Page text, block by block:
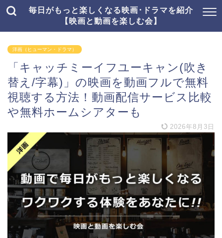
毎日がもっと楽しくなる映画･ドラマを紹介
【映画と動画を楽しむ会】
洋画（ヒューマン・ドラマ）
「キャッチミーイフユーキャン(吹き
替え/字幕)」の映画を動画フルで無料
視聴する方法！動画配信サービス比較
や無料ホームシアターも
2026年8月3日